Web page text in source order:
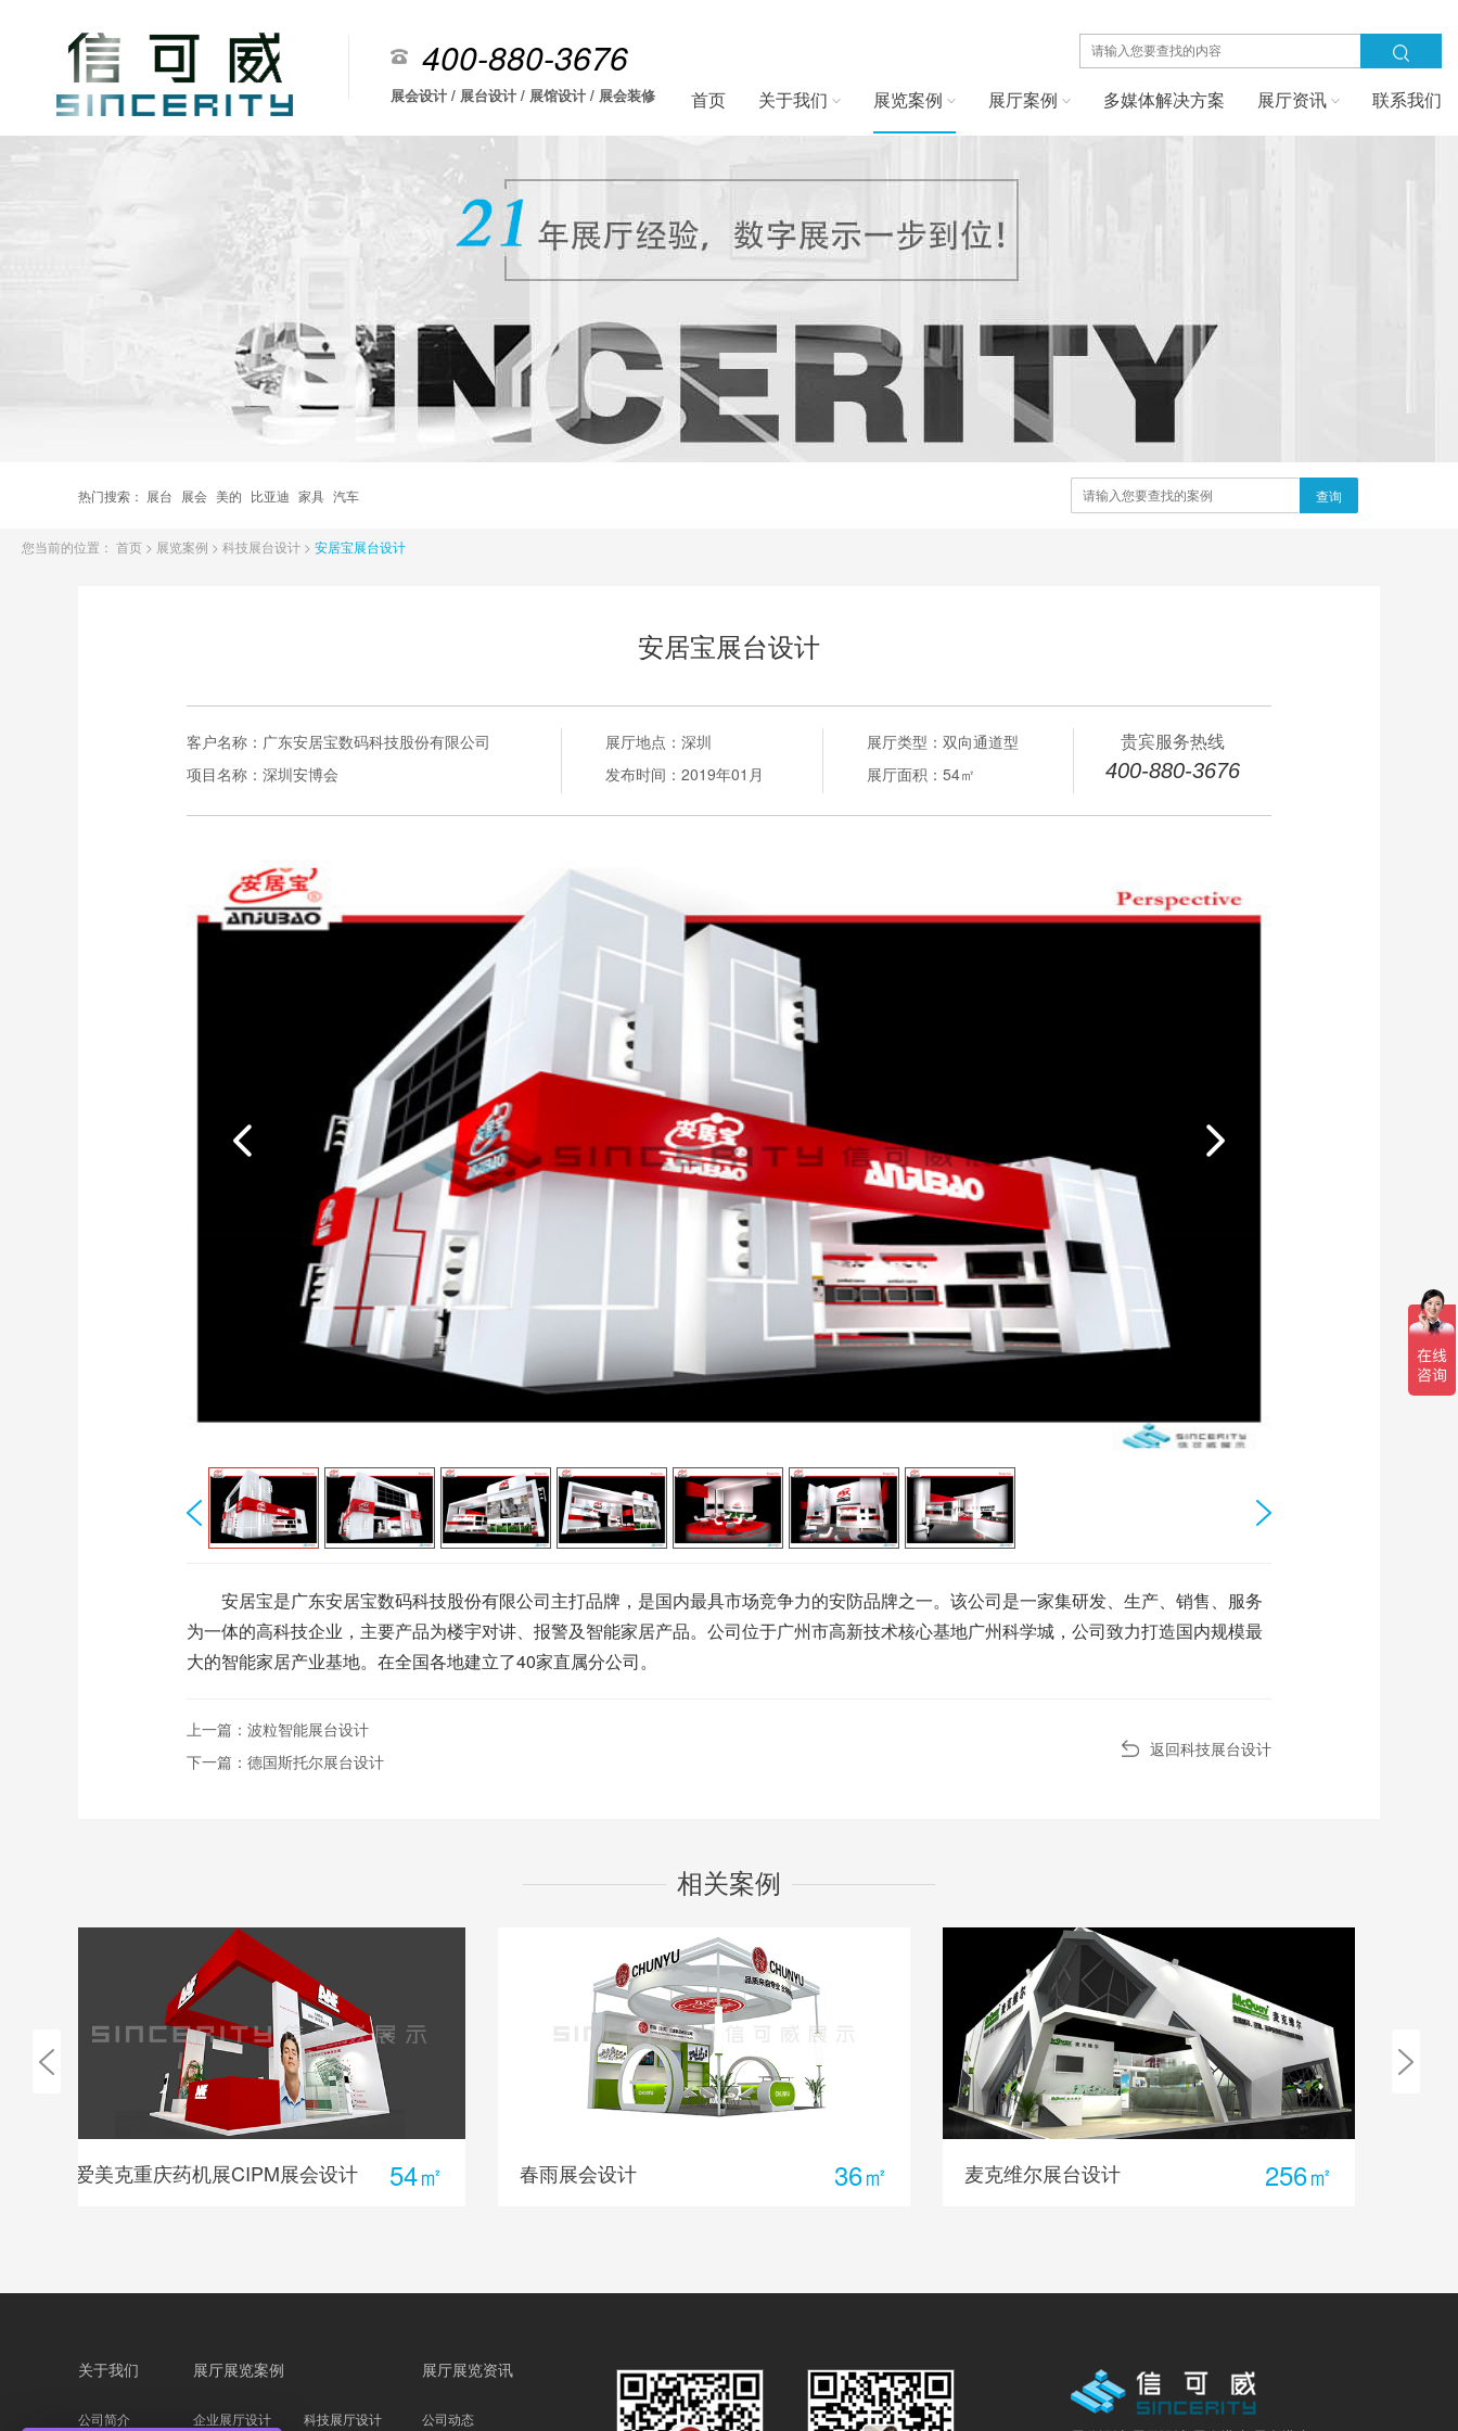
400-880-3676
展会设计 / 展台设计 / 展馆设计 / 展会装修 首页 关于我们 展览案例 展厅案例 多媒体解决方案 展厅资讯 联系我们
热门搜索： 展台 展会 美的 比亚迪 家具 汽车 查询
您当前的位置： 首页 > 展览案例 > 科技展台设计 > 安居宝展台设计
安居宝展台设计
客户名称： 广东安居宝数码科技股份有限公司
项目名称： 深圳安博会
展厅地点： 深圳
发布时间： 2019年01月
展厅类型： 双向通道型
展厅面积： 54㎡
贵宾服务热线
400-880-3676
安居宝是广东安居宝数码科技股份有限公司主打品牌，是国内最具市场竞争力的安防品牌之一。该公司是一家集研发、生产、销售、服务
为一体的高科技企业，主要产品为楼宇对讲、报警及智能家居产品。公司位于广州市高新技术核心基地广州科学城，公司致力打造国内规模最
大的智能家居产业基地。在全国各地建立了40家直属分公司。
上一篇： 波粒智能展台设计
下一篇： 德国斯托尔展台设计
返回科技展台设计
相关案例
36㎡
春雨展会设计 256㎡
麦克维尔展台设计 120 ㎡
一站式展台设计及搭建
关于我们
公司简介
展厅展览案例
企业展厅设计 科技展厅设计
展厅展览资讯
公司动态